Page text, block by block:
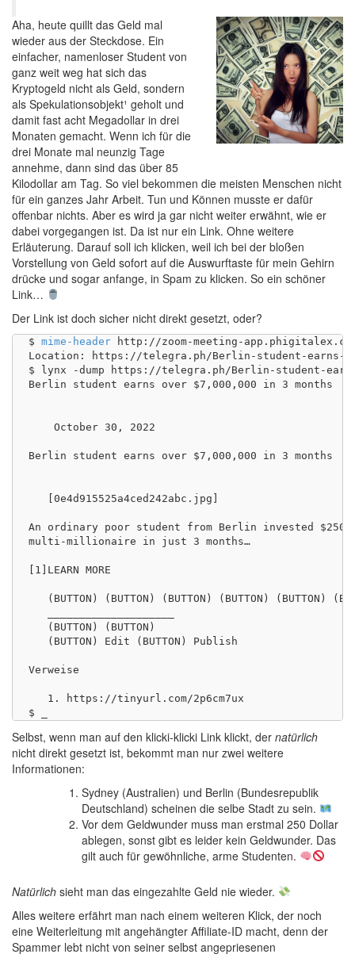
Aha, heute quillt das Geld mal
wieder aus der Steckdose. Ein
einfacher, namenloser Student von
ganz weit weg hat sich das
Kryptogeld nicht als Geld, sondern
als Spekulationsobjekt¹ geholt und
damit fast acht Megadollar in drei
Monaten gemacht. Wenn ich für die
drei Monate mal neunzig Tage
annehme, dann sind das über 85
Kilodollar am Tag. So viel bekommen die meisten Menschen nicht
für ein ganzes Jahr Arbeit. Tun und Können musste er dafür
offenbar nichts. Aber es wird ja gar nicht weiter erwähnt, wie er
dabei vorgegangen ist. Da ist nur ein Link. Ohne weitere
Erläuterung. Darauf soll ich klicken, weil ich bei der bloßen
Vorstellung von Geld sofort auf die Auswurftaste für mein Gehirn
drücke und sogar anfange, in Spam zu klicken. So ein schöner
Link…
Der Link ist doch sicher nicht direkt gesetzt, oder?
$ mime-header http://zoom-meeting-
Location: https://telegra.ph/Berlin-student-earns-
$ lynx -dump https://telegra.ph/Berlin-student-
Berlin student earns over $7,000,000 in 3 months
    October 30, 2022
Berlin student earns over $7,000,000 in 3 months
   [0e4d915525a4ced242abc.jpg]
An ordinary poor student from Berlin invested $250
multi-millionaire in just 3 months…
[1]LEARN MORE
(BUTTON) (BUTTON) (BUTTON) (BUTTON) (BUTTON)
   (BUTTON) (BUTTON)
   (BUTTON) Edit (BUTTON) Publish
Verweise
   1. https://tinyurl.com/2p6cm7ux
Selbst, wenn man auf den klicki-klicki Link klickt, der natürlich
nicht direkt gesetzt ist, bekommt man nur zwei weitere
Informationen:
Sydney (Australien) und Berlin (Bundesrepublik
Deutschland) scheinen die selbe Stadt zu sein.
Vor dem Geldwunder muss man erstmal 250 Dollar
ablegen, sonst gibt es leider kein Geldwunder. Das
gilt auch für gewöhnliche, arme Studenten.
Natürlich sieht man das eingezahlte Geld nie wieder.
Alles weitere erfährt man nach einem weiteren Klick, der noch
eine Weiterleitung mit angehängter Affiliate-ID macht, denn der
Spammer lebt nicht von seiner selbst angepriesenen